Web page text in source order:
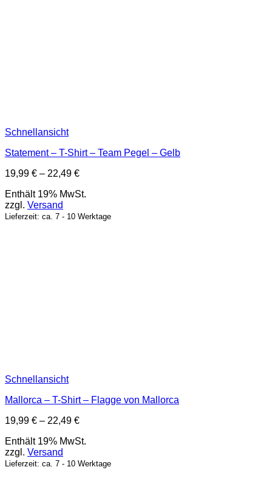
Schnellansicht
Statement – T-Shirt – Team Pegel – Gelb
19,99 € – 22,49 €Preisspanne:
bis
Enthält 19% MwSt.
zzgl. Versand
Lieferzeit: ca. 7 - 10 Werktage
Schnellansicht
Mallorca – T-Shirt – Flagge von Mallorca
19,99 € – 22,49 €Preisspanne:
bis
Enthält 19% MwSt.
zzgl. Versand
Lieferzeit: ca. 7 - 10 Werktage